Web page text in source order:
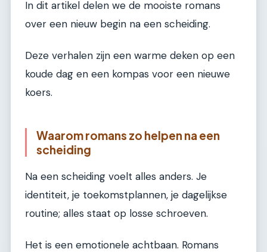
In dit artikel delen we de mooiste romans
over een nieuw begin na een scheiding.
Deze verhalen zijn een warme deken op een
koude dag en een kompas voor een nieuwe
koers.
Waarom romans zo helpen na een
scheiding
Na een scheiding voelt alles anders. Je
identiteit, je toekomstplannen, je dagelijkse
routine; alles staat op losse schroeven.
Het is een emotionele achtbaan. Romans